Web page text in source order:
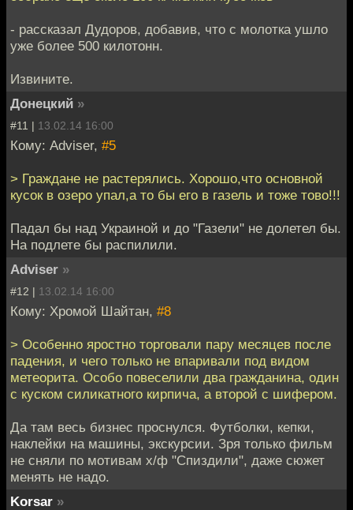
- рассказал Дудоров, добавив, что с молотка ушло
уже более 500 килотонн.
Извините.
Донецкий »
#11 | 13.02.14 16:00
Кому: Adviser, #5
> Граждане не растерялись. Хорошо,что основной
кусок в озеро упал,а то бы его в газель и тоже тово!!!
Падал бы над Украиной и до "Газели" не долетел бы.
На подлете бы распилили.
Adviser »
#12 | 13.02.14 16:00
Кому: Хромой Шайтан, #8
> Особенно яростно торговали пару месяцев после
падения, и чего только не впаривали под видом
метеорита. Особо повеселили два гражданина, один
с куском силикатного кирпича, а второй с шифером.
Да там весь бизнес проснулся. Футболки, кепки,
наклейки на машины, экскурсии. Зря только фильм
не сняли по мотивам х/ф "Спиздили", даже сюжет
менять не надо.
Korsar »